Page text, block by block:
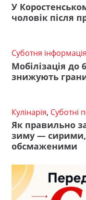
У
чоловік після
Суботня інформація
Мобілізація до
знижують
Кулінарія, Суботні
Як правильно
зиму —
обсмаженими